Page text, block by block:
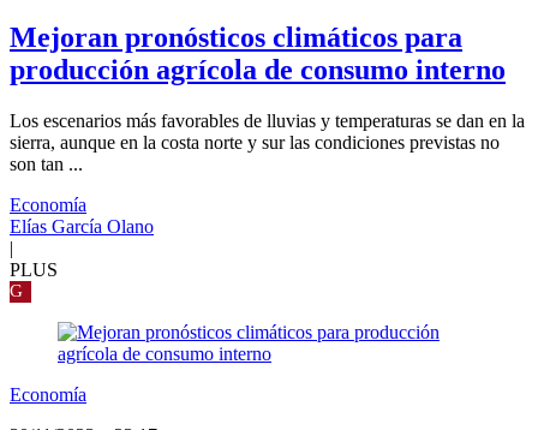
Mejoran pronósticos climáticos para
producción agrícola de consumo interno
Los escenarios más favorables de lluvias y temperaturas se dan en la
sierra, aunque en la costa norte y sur las condiciones previstas no
son tan ...
Economía
Elías García Olano
|
PLUS
G
Economía